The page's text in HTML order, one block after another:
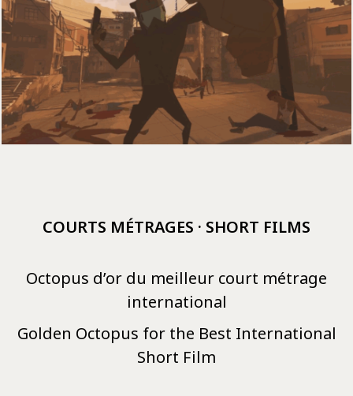
COURTS MÉTRAGES · SHORT FILMS
Octopus d’or du meilleur court métrage
international
Golden Octopus for the Best International
Short Film